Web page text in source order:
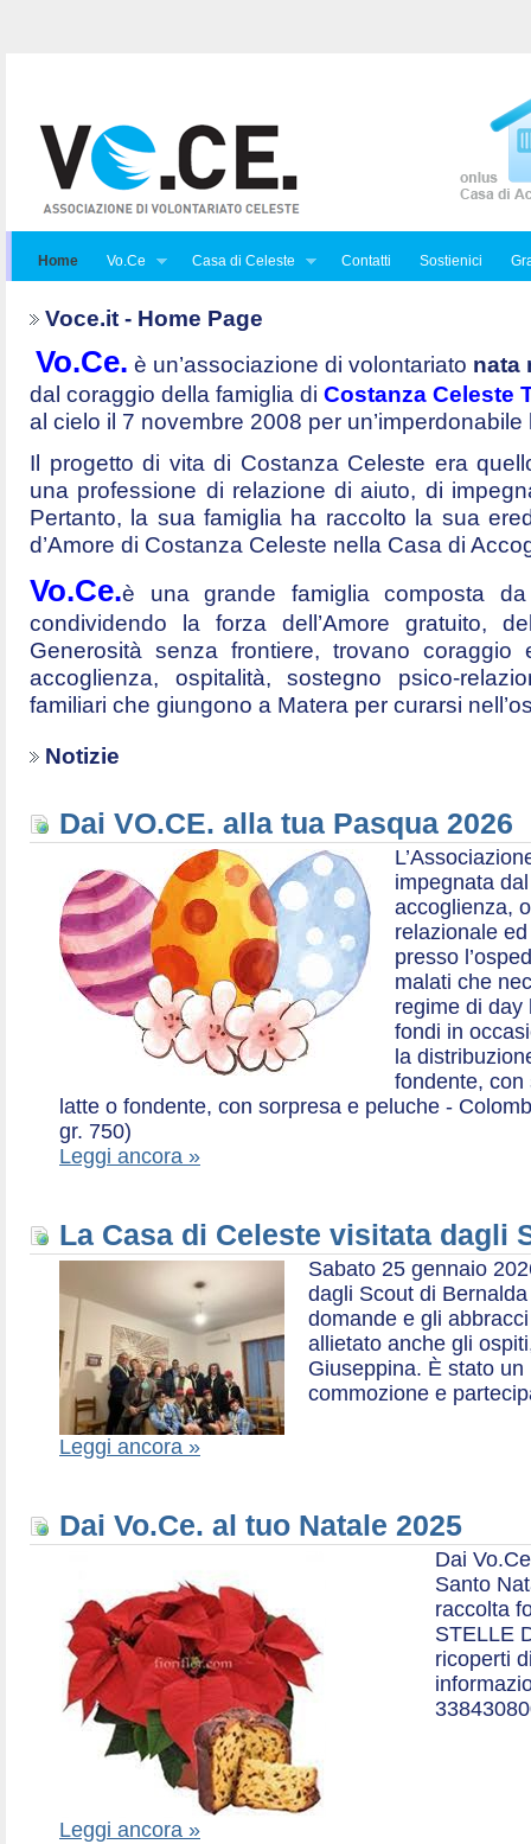
Home Vo.Ce Casa di Celeste Contatti Sostienici
Voce.it - Home Page
Vo.Ce. è un’associazione di volontariato nata
dal coraggio della famiglia di Costanza Celeste
al cielo il 7 novembre 2008 per
Il progetto di vita di Costanza Celeste era
una professione di relazione di aiuto, di
Pertanto, la sua famiglia ha raccolto la sua
d’Amore di Costanza Celeste nella Casa di
Vo.Ce.è una grande famiglia composta
condividendo la forza dell’Amore gratuito,
Generosità senza frontiere, trovano
accoglienza, ospitalità, sostegno psico-
familiari che giungono a Matera per curarsi
Notizie
Dai VO.CE. alla tua Pasqua 2026
impegnata
accoglienza,
relazionale
presso
malati che
regime di day
fondi in
la
fondente, con
latte o fondente, con sorpresa e peluche -
gr. 750)
Leggi ancora »
La Casa di Celeste visitata dagli
Sabato 25 gennaio
dagli Scout di
domande e gli
allietato anche gli
Giuseppina. È stato
commozione e
Leggi ancora »
Dai Vo.Ce. al tuo Natale 2025
Dai
Santo
raccolta
STELLE
ricoperti
Leggi ancora »